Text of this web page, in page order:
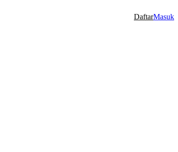
DaftarMasuk